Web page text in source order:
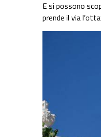
E si possono
prende il via